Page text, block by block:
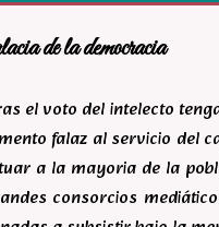
de la democracia
el voto del intelecto
falaz al servicio del
a la mayoria de la
consorcios